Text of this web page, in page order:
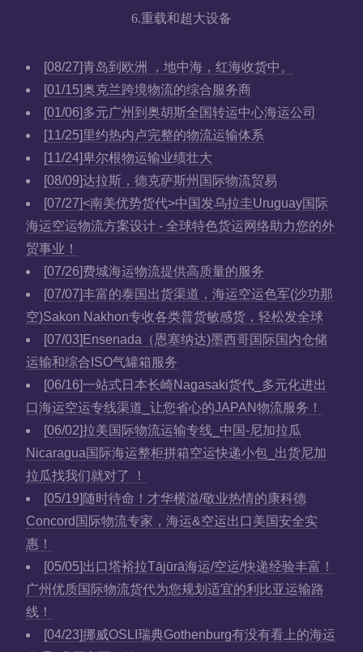
6.重载和超大设备
[08/27]青岛到欧洲 ，地中海，红海收货中。
[01/15]奥克兰跨境物流的综合服务商
[01/06]多元广州到奥胡斯全国转运中心海运公司
[11/25] 里约热内卢完整的物流运输体系
[11/24]卑尔根物运输业绩壮大
[08/09]达拉斯，德克萨斯州国际物流贸易
[07/27]<南美优势货代>中国发乌拉圭Uruguay国际
海运空运物流方案设计 - 全球特色货运网络助力您的外
贸事业！
[07/26]费城海运物流提供高质量的服务
[07/07]丰富的泰国出货渠道，海运空运色军(沙功那
空)Sakon Nakhon专收各类普货敏感货，轻松发全球
[07/03] Ensenada（恩塞纳达)墨西哥国际国内仓储
运输和综合ISO气罐箱服务
[06/16]一站式日本长崎Nagasaki货代_多元化进出
口海运空运专线渠道_让您省心的JAPAN物流服务！
[06/02]拉美国际物流运输专线_中国-尼加拉瓜
Nicaragua国际海运整柜拼箱空运快递小包_出货尼加
拉瓜找我们就对了 ！
[05/19] 随时待命！才华横溢/敬业热情的康科德
Concord国际物流专家，海运&空运出口美国安全实
惠！
[05/05]出口塔裕拉Tājūrā海运/空运/快递经验丰富！
广州优质国际物流货代为您规划适宜的利比亚运输路
线！
[04/23]挪威OSLI瑞典Gothenburg有没有看上的海运